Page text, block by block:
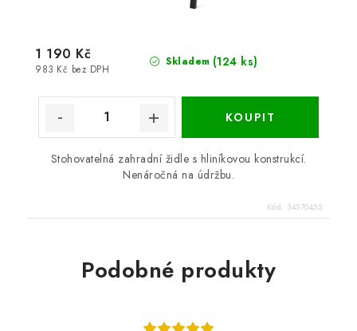
Skladem (124 ks)
983 Kč bez DPH
1 190 Kč
Stohovatelná zahradní židle s hliníkovou konstrukcí.
Nenáročná na údržbu.
Kód: 34570455
Podobné produkty